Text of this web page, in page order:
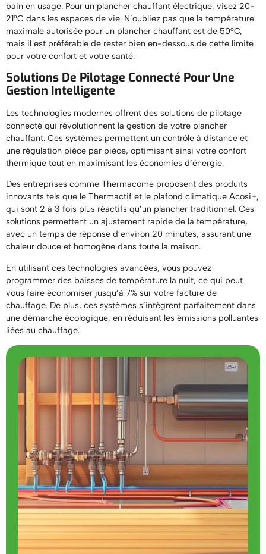
bain en usage. Pour un plancher chauffant électrique, visez 20-
21°C dans les espaces de vie. N’oubliez pas que la température
maximale autorisée pour un plancher chauffant est de 50°C,
mais il est préférable de rester bien en-dessous de cette limite
pour votre confort et votre santé.
Solutions De Pilotage Connecté Pour Une
Gestion Intelligente
Les technologies modernes offrent des solutions de pilotage
connecté qui révolutionnent la gestion de votre plancher
chauffant. Ces systèmes permettent un contrôle à distance et
une régulation pièce par pièce, optimisant ainsi votre confort
thermique tout en maximisant les économies d’énergie.
Des entreprises comme Thermacome proposent des produits
innovants tels que le Thermactif et le plafond climatique Acosi+,
qui sont 2 à 3 fois plus réactifs qu’un plancher traditionnel. Ces
solutions permettent un ajustement rapide de la température,
avec un temps de réponse d’environ 20 minutes, assurant une
chaleur douce et homogène dans toute la maison.
En utilisant ces technologies avancées, vous pouvez
programmer des baisses de température la nuit, ce qui peut
vous faire économiser jusqu’à 7% sur votre facture de
chauffage. De plus, ces systèmes s’intègrent parfaitement dans
une démarche écologique, en réduisant les émissions polluantes
liées au chauffage.